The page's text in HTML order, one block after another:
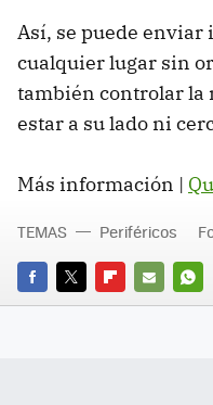
Así, se puede enviar
cualquier lugar sin
también controlar la
estar a su lado ni
Más información |
FACEBOOK
TWITTERFLIPBOARD
E-
TEMAS Periféricos